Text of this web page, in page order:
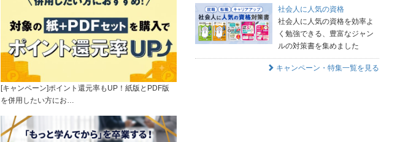
[キャンペーン]ポイント還元率もUP！紙版とPDF版
を併用したい方にお…
社会人に人気の資格
社会人に人気の資格を効率よ
く勉強できる、豊富なジャン
ルの対策書を集めました
キャンペーン・特集一覧を見る